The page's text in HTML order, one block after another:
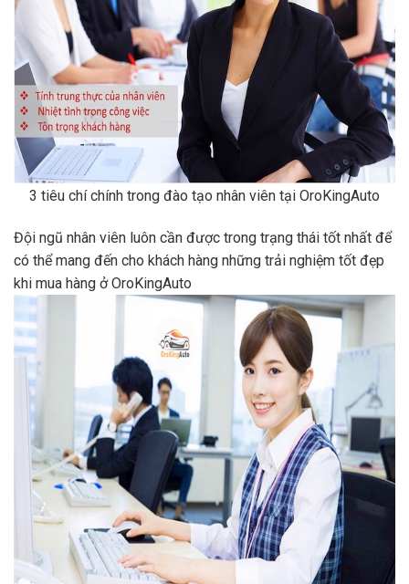
3 tiêu chí chính trong đào tạo nhân viên tại OroKingAuto
Đội ngũ nhân viên luôn cần được trong trạng thái tốt nhất để
có thể mang đến cho khách hàng những trải nghiệm tốt đẹp
khi mua hàng ở OroKingAuto